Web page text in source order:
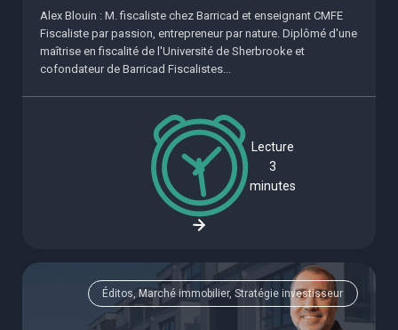
Alex Blouin : M. fiscaliste chez Barricad et enseignant CMFE
Fiscaliste par passion, entrepreneur par nature. Diplômé d'une
maîtrise en fiscalité de l'Université de Sherbrooke et
cofondateur de Barricad Fiscalistes...
Lecture
3
minutes
Éditos, Marché immobilier, Stratégie investisseur